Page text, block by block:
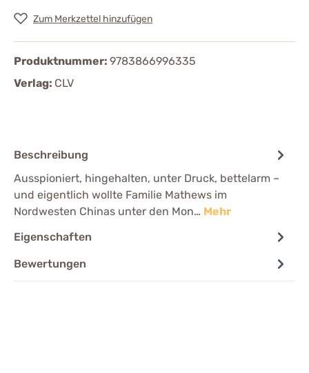
Zum Merkzettel hinzufügen
Produktnummer: 9783866996335
Verlag: CLV
Beschreibung
Ausspioniert, hingehalten, unter Druck, bettelarm –
und eigentlich wollte Familie Mathews im
Nordwesten Chinas unter den Mon… Mehr
Eigenschaften
Bewertungen